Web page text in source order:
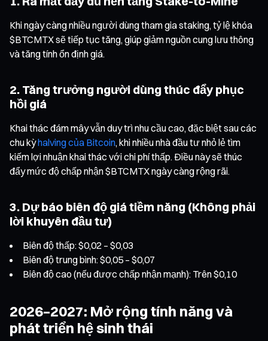
Khi ngày càng nhiều người dùng tham gia staking, tỷ lệ khóa
$BTCMTX sẽ tiếp tục tăng, giúp giảm nguồn cung lưu thông
và tăng tính ổn định giá.
2. Tăng trưởng người dùng thúc đẩy phục
hồi giá
Khai thác đám mây vẫn duy trì nhu cầu cao, đặc biệt sau các
chu kỳhalving của Bitcoin, khi nhiều nhà đầu tư nhỏ lẻ tìm
kiếm lợi nhuận khai thác với chi phí thấp. Điều này sẽ thúc
đẩy mức độ chấp nhận $BTCMTX ngày càng rộng rãi.
3. Dự báo biên độ giá tiềm năng (Không phải
lời khuyên đầu tư)
Biên độ thấp: $0,02 – $0,03
Biên độ trung bình: $0,05 – $0,07
Biên độ cao (nếu được chấp nhận mạnh): Trên $0,10
2026–2027: Mở rộng tính năng và
phát triển hệ sinh thái